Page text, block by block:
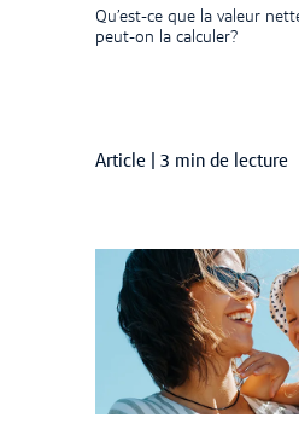
Qu’est-ce que la valeur
peut-on la calculer?
Article 3 min de lecture